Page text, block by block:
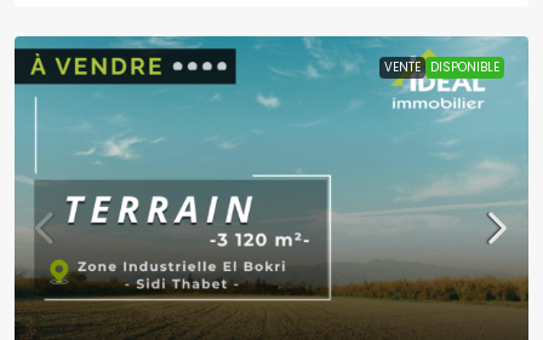
VENTE DISPONIBLE